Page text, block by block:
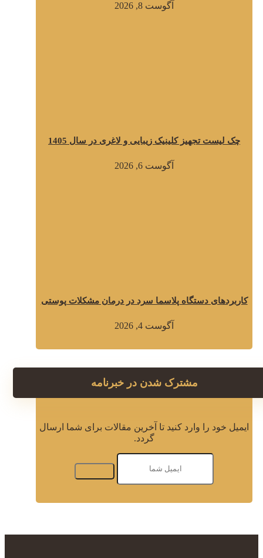
آگوست 8, 2026
چک لیست تجهیز کلینیک زیبایی و لاغری در سال 1405
آگوست 6, 2026
کاربردهای دستگاه پلاسما سرد در درمان مشکلات پوستی
آگوست 4, 2026
مشترک شدن در خبرنامه
ایمیل خود را وارد کنید تا آخرین مقالات برای شما ارسال
گردد.